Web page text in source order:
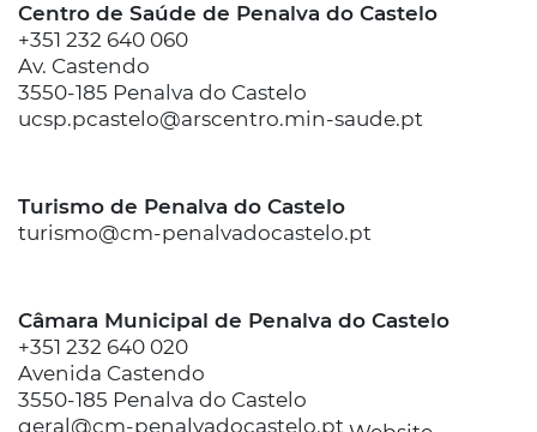
Centro de Saúde de Penalva do Castelo
+351 232 640 060
Av. Castendo
3550-185 Penalva do Castelo
ucsp.pcastelo@arscentro.min-saude.pt
Turismo de Penalva do Castelo
turismo@cm-penalvadocastelo.pt
Câmara Municipal de Penalva do Castelo
+351 232 640 020
Avenida Castendo
3550-185 Penalva do Castelo
geral@cm-penalvadocastelo.pt